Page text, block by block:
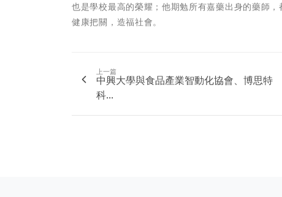
也是學校最高的榮耀；他期勉所有嘉藥出身的藥師
健康把關，造福社會。
上一篇
中興大學與食品產業智動化協會、博思特
科...